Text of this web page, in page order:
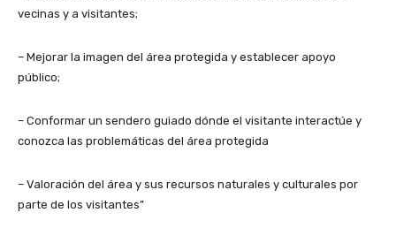
vecinas y a visitantes;
– Mejorar la imagen del área protegida y establecer apoyo
público;
– Conformar un sendero guiado dónde el visitante interactúe y
conozca las problemáticas del área protegida
– Valoración del área y sus recursos naturales y culturales por
parte de los visitantes”